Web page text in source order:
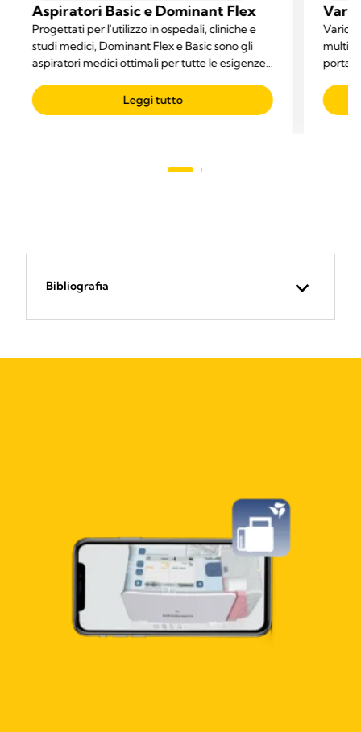
Aspiratori Basic e Dominant Flex
Progettati per l'utilizzo in ospedali, cliniche e
studi medici, Dominant Flex e Basic sono gli
aspiratori medici ottimali per tutte le esigenze
Leggi tutto
Vario
Vario
Bibliografia